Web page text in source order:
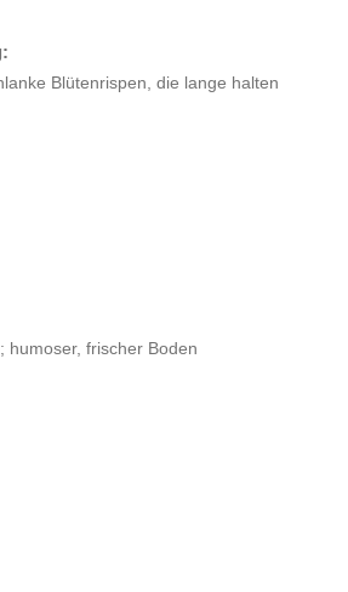
Blütenrispen, die lange halten
humoser, frischer Boden